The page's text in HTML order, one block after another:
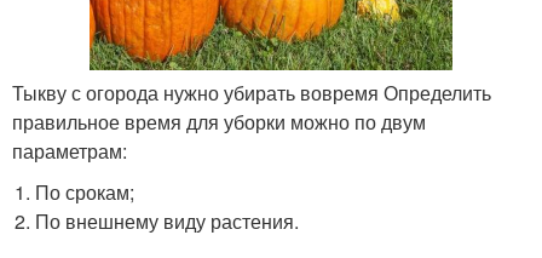
Тыкву с огорода нужно убирать вовремя Определить
правильное время для уборки можно по двум
параметрам:
По срокам;
По внешнему виду растения.